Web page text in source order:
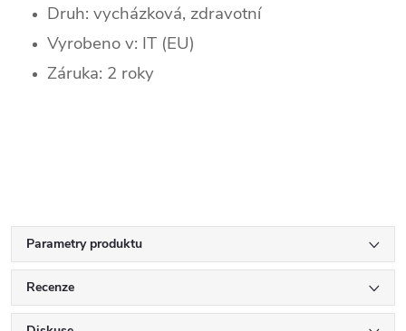
Druh: vycházková, zdravotní
Vyrobeno v: IT (EU)
Záruka: 2 roky
Parametry produktu
Recenze